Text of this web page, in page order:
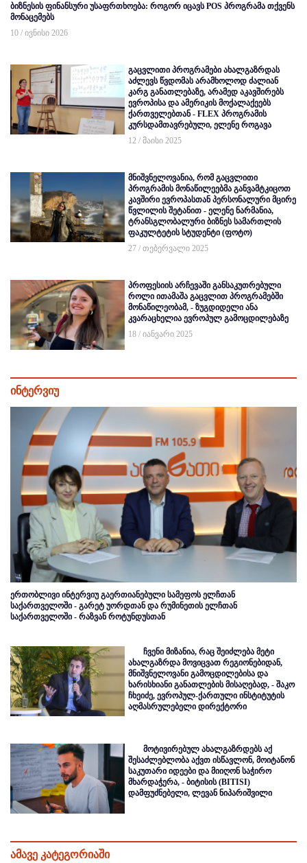
ბიზნესის ფინანსური უსაფრთხოება: როგორ იცავს POS პროგრამა თქვენს
მონაცემებს
10 / ივნისი 2026
გაცვლითი პროგრამები ახალგაზრდას
აძლევს წვდომას არამხოლოდ ძალიან
კარგ განათლებაზე, არამედ აკავშირებს
ევროპისა და ამერიკის მოქალაქეებს
ქართველებთან - FLEX პროგრამის
კურსდამთავრებული, ელენე როგავა
12 / მაისი 2025
მნიშვნელოვანია, რომ გაცვლითი
პროგრამის მონაწილეებმა განვამტკიცოთ
კავშირი ევროპასთან პერსონალური მცირე
წვლილის შეტანით - ელენე ნარმანია,
ტრანსგლობალური ბიზნეს სამართლის
ფაკულტეტის სტუდენტი (ფოტო)
27 / თებერვალი 2025
პროფესიის არჩევაში განსაკუთრებული
როლი ითამაშა გაცვლით პროგრამებში
მონაწილეობამ, - ზუგდიდელი ანა
კვარაცხელია ევროპულ გამოცდილებაზე
18 / იანვარი 2025
ინტერვიუ
ერთობლივი ინტერვიუ გაერთიანებული სამეფოს ელჩთან
საქართველოში - გარეტ უორდთან და რუმინეთის ელჩთან
საქართველოში - რაზვან როტუნდუსთან
ჩვენი მიზანია, რაც შეიძლება მეტი
ახალგაზრდა მოვიცვათ რეგიონებიდან,
მნიშვნელოვანი გამოცდილებისა და
ხარისხიანი განათლების მისაღებად, - შაკო
ჩხეიძე, ევროპულ-ქართული ინსტიტუტის
აღმასრულებელი დირექტორი
მოტივირებულ ახალგაზრდებს აქ
შესაძლებლობა აქვთ ისწავლონ, მოიტანონ
საკუთარი იდეები და მიიღონ საჭირო
მხარდაჭერა, - ბიტისის (BITISI)
დამფუძნებელი, ლევან ნიპარიშვილი
ამავე კატეგორიაში